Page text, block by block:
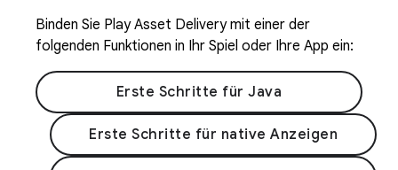
Binden Sie Play Asset Delivery mit einer der
folgenden Funktionen in Ihr Spiel oder Ihre App ein:
Erste Schritte für Java
Erste Schritte für native Anzeigen